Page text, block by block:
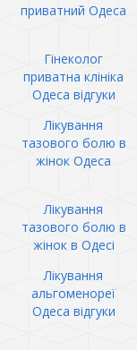
приватний Одеса
Гінеколог
приватна клініка
Одеса відгуки
Лікування
тазового болю в
жінок Одеса
Лікування
тазового болю в
жінок в Одесі
Лікування
альгоменореї
Одеса відгуки